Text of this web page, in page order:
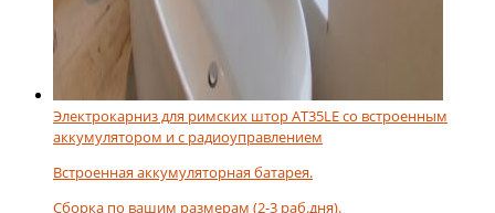
Электрокарниз для римских штор AT35LE со встроенным
аккумулятором и с радиоуправлением
Встроенная аккумуляторная батарея.
Сборка по вашим размерам (2-3 раб.дня).